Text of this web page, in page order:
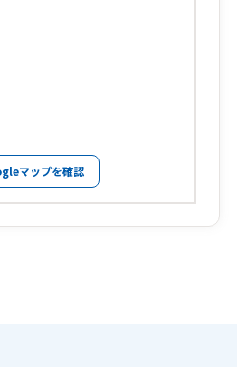
マップを確認